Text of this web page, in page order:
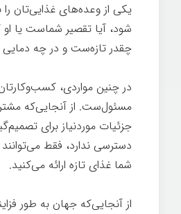
یکی از وعده‌های غذایی‌تان
شود، آیا تقصیر شماست یا او
چقدر تازه‌ست و در چه
در چنین مواردی،
مسئول‌ست. از آنجایی‌که
جزئیات موردنیاز برای
دسترسی ندارد، فقط
شما غذای تازه ارائه می‌کنید.
از آنجایی‌که جهان به طور